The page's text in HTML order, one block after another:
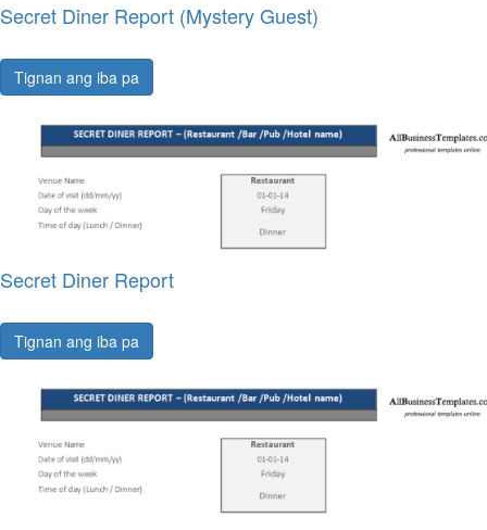
Secret Diner Report (Mystery Guest)
Tignan ang iba pa
Secret Diner Report
Tignan ang iba pa